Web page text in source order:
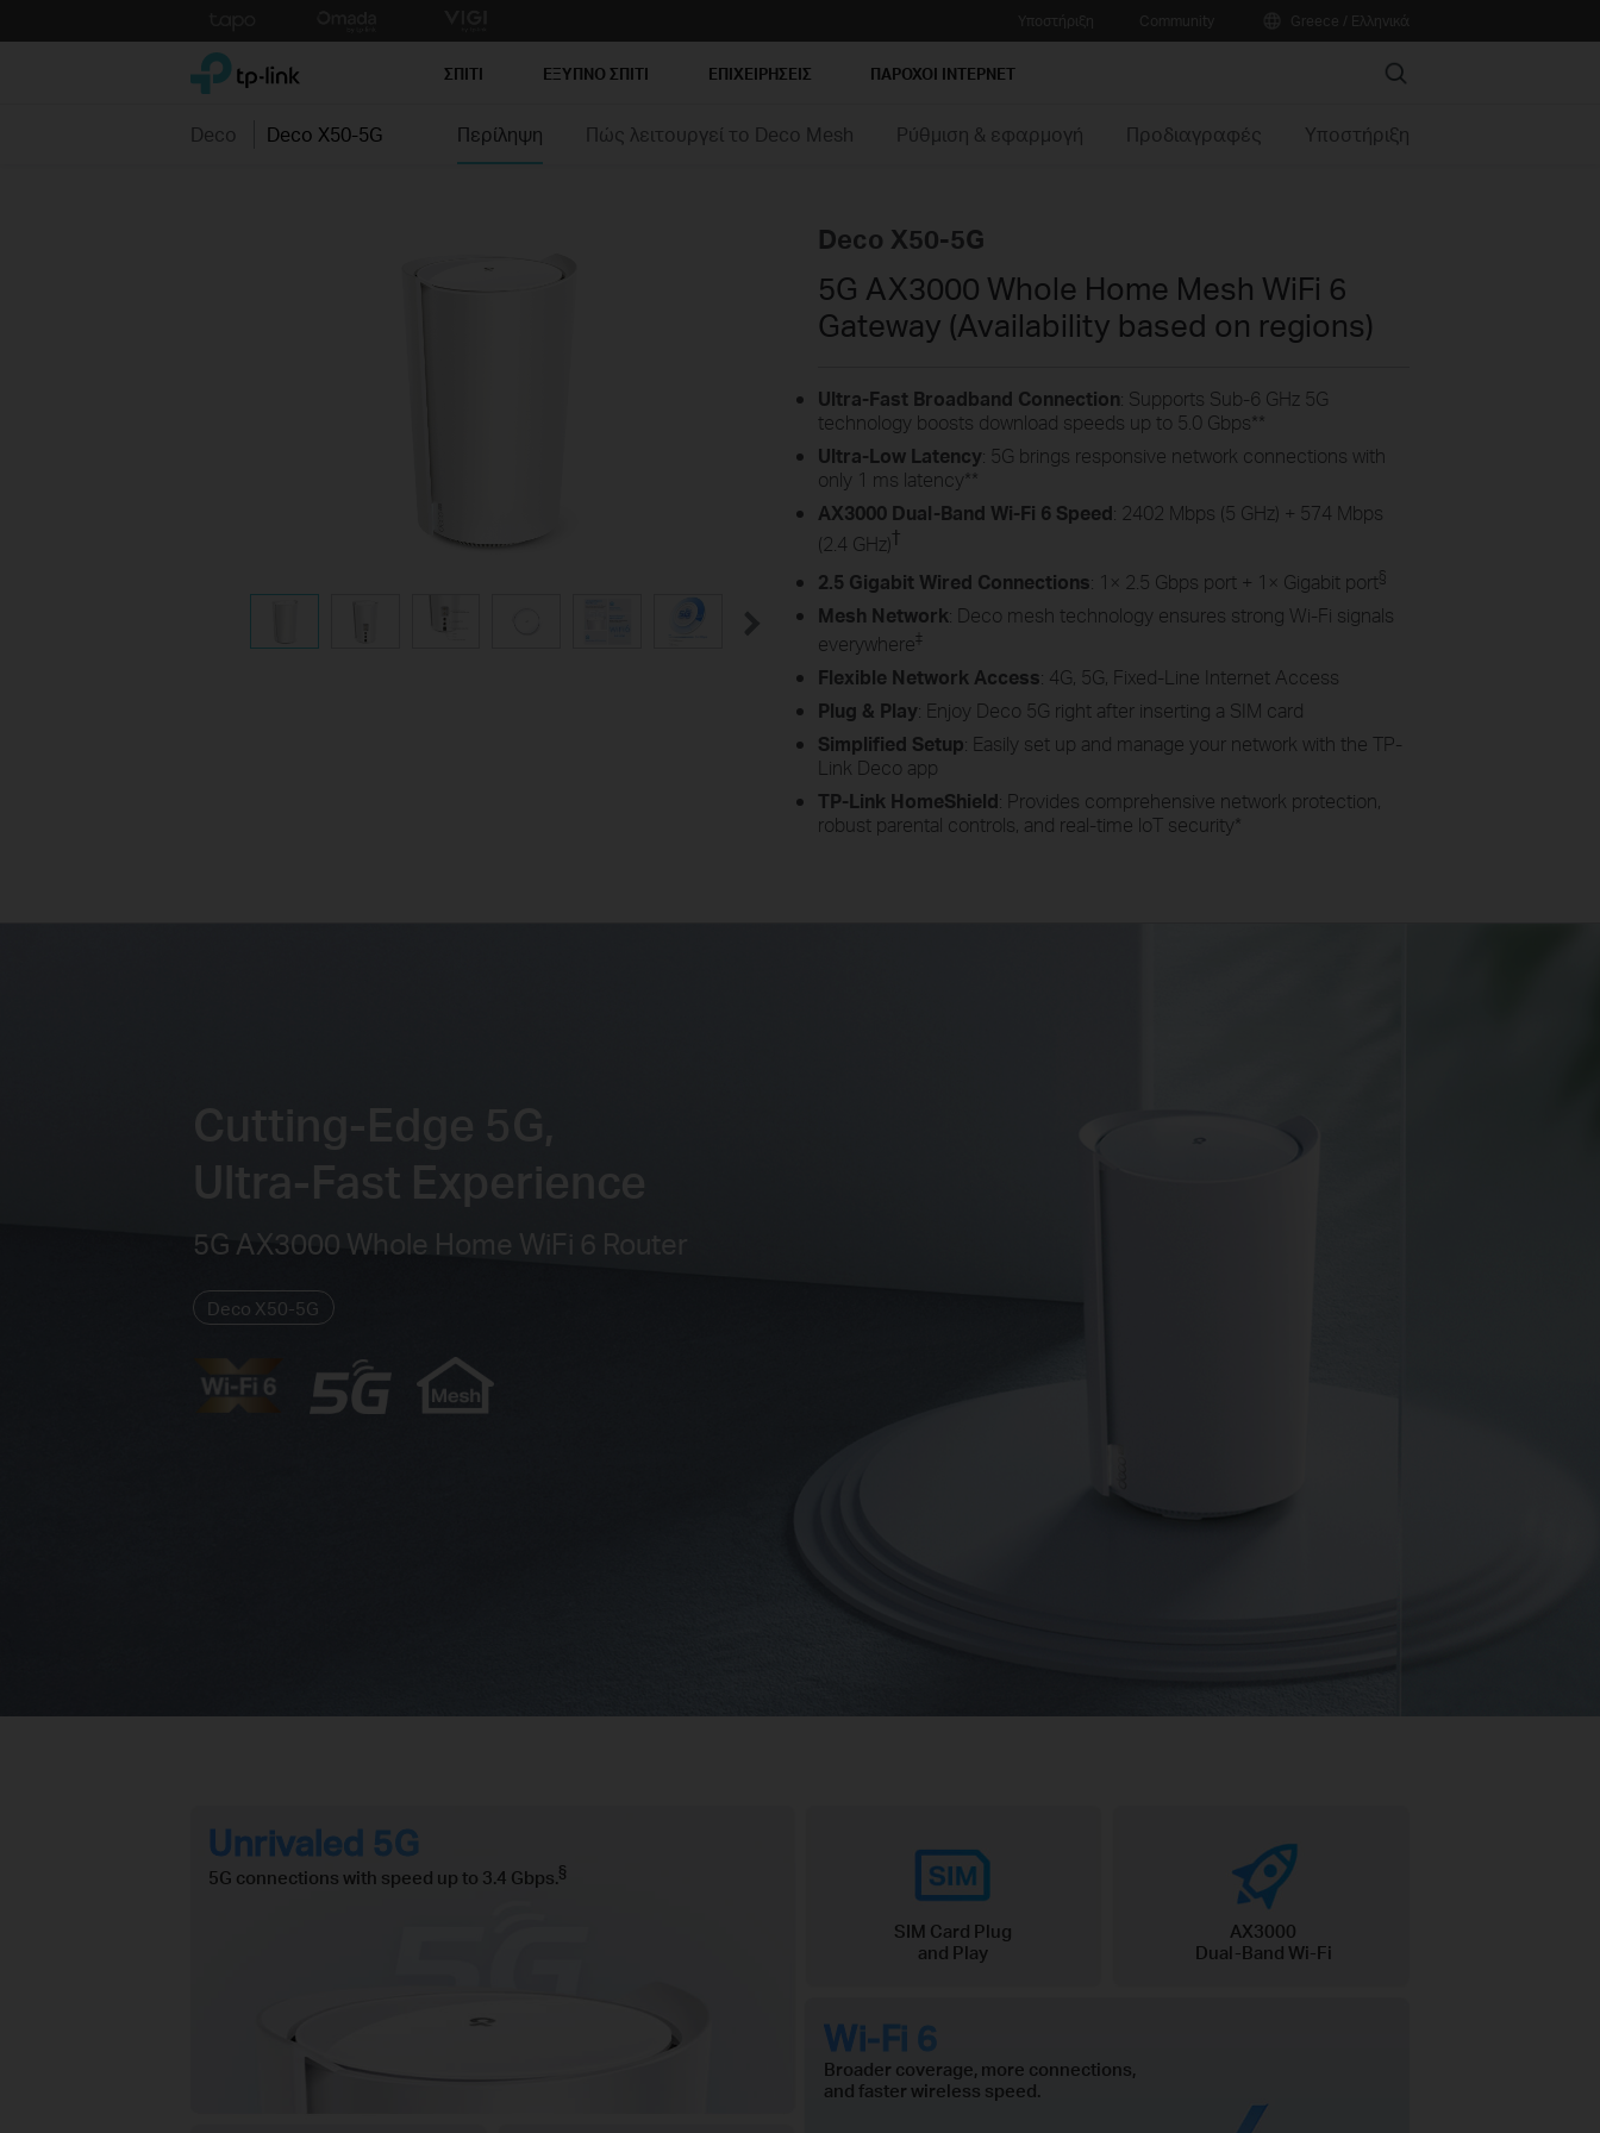
to
TP-Link, Reliably Smart ΣΠΙΤΙ ΕΞΥΠΝΟ ΣΠΙΤΙ ΕΠΙΧΕΙΡΗΣΕΙΣ ΠΑΡΟΧΟΙ ΙΝΤΕΡΝΕΤ Search
Deco Deco X50-5G Περίληψη Πώς λειτουργεί το Deco Mesh Ρύθμιση & εφαρμογή Προδιαγραφές Υποστήριξη
Deco X50-5G
5G AX3000 Whole Home Mesh WiFi 6
Gateway (Availability based on regions)
Ultra-Fast Broadband Connection: Supports Sub-6 GHz 5G
technology boosts download speeds up to 5.0 Gbps**
Ultra-Low Latency: 5G brings responsive network connections with
only 1 ms latency**
AX3000 Dual-Band Wi-Fi 6 Speed: 2402 Mbps (5 GHz) + 574 Mbps
(2.4 GHz)†
2.5 Gigabit Wired Connections: 1× 2.5 Gbps port + 1× Gigabit port§
Mesh Network: Deco mesh technology ensures strong Wi-Fi signals
everywhere‡
Flexible Network Access: 4G, 5G, Fixed-Line Internet Access
Plug & Play: Enjoy Deco 5G right after inserting a SIM card
Simplified Setup: Easily set up and manage your network with the TP-
Link Deco app
TP-Link HomeShield: Provides comprehensive network protection,
robust parental controls, and real-time loT security*
Ultra-Fast Experience
5G AX3000 Whole Home WiFi 6 Router
Deco X50-5G
Unrivaled 5G
5G connections with speed up to 3.4 Gbps.§
SIM Card Plug
and Play
AX3000
Dual-Band Wi-Fi
Wi-Fi 6
Broader coverage, more connections,
and faster wireless speed.